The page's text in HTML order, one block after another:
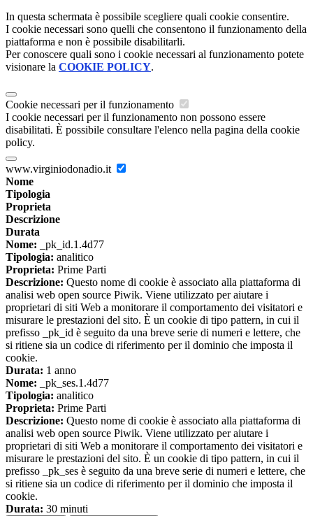
In questa schermata è possibile scegliere quali cookie consentire.
I cookie necessari sono quelli che consentono il funzionamento della
piattaforma e non è possibile disabilitarli.
Per conoscere quali sono i cookie necessari al funzionamento potete
visionare la COOKIE POLICY.
Cookie necessari per il funzionamento
I cookie necessari per il funzionamento non possono essere
disabilitati. È possibile consultare l'elenco nella pagina della cookie
policy.
www.virginiodonadio.it
Nome
Tipologia
Proprieta
Descrizione
Durata
Nome: _pk_id.1.4d77
Tipologia: analitico
Proprieta: Prime Parti
Descrizione: Questo nome di cookie è associato alla piattaforma di
analisi web open source Piwik. Viene utilizzato per aiutare i
proprietari di siti Web a monitorare il comportamento dei visitatori e
misurare le prestazioni del sito. È un cookie di tipo pattern, in cui il
prefisso _pk_id è seguito da una breve serie di numeri e lettere, che
si ritiene sia un codice di riferimento per il dominio che imposta il
cookie.
Durata: 1 anno
Nome: _pk_ses.1.4d77
Tipologia: analitico
Proprieta: Prime Parti
Descrizione: Questo nome di cookie è associato alla piattaforma di
analisi web open source Piwik. Viene utilizzato per aiutare i
proprietari di siti Web a monitorare il comportamento dei visitatori e
misurare le prestazioni del sito. È un cookie di tipo pattern, in cui il
prefisso _pk_ses è seguito da una breve serie di numeri e lettere, che
si ritiene sia un codice di riferimento per il dominio che imposta il
cookie.
Durata: 30 minuti